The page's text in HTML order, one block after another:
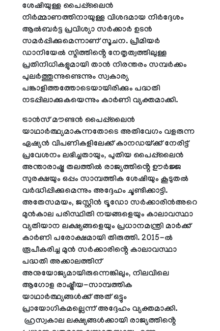
ശേഷിയുള്ള പൈപ്പ്‌ലൈൻ
നിർമ്മാണത്തിനായുള്ള വിശദമായ നിർദ്ദേശം
ആൽബർട്ട പ്രവിശ്യാ സർക്കാർ ഉടൻ
സമർപ്പിക്കുമെന്നാണ് സൂചന. പ്രീമിയർ
ഡാനിയേൽ സ്മിത്തിൻ്റെ നേതൃത്വത്തിലുള്ള
പ്രതിനിധികളുമായി താൻ നിരന്തരം സമ്പർക്കം
പുലർത്തുന്നുണ്ടെന്നും സ്വകാര്യ
പങ്കാളിത്തത്തോടെയായിരിക്കും പദ്ധതി
നടപ്പിലാക്കുകയെന്നും കാർണി വ്യക്തമാക്കി.
ട്രാൻസ് മൗണ്ടൻ പൈപ്പ്‌ലൈൻ
യാഥാർത്ഥ്യമാകുന്നതോടെ അതിവേഗം വളരുന്ന
ഏഷ്യൻ വിപണികളിലേക്ക് കാനഡയ്ക്ക് നേരിട്ട്
പ്രവേശനം ലഭിച്ചതായും, പുതിയ പൈപ്പ്‌ലൈൻ
അന്താരാഷ്ട്ര തലത്തിൽ രാജ്യത്തിൻ്റെ ഊർജ്ജ
സുരക്ഷയും ഒപ്പം സാമ്പത്തിക ശേഷിയും കൂടുതൽ
വർദ്ധിപ്പിക്കുമെന്നും അദ്ദേഹം ചൂണ്ടിക്കാട്ടി.
അതേസമയം, ജസ്റ്റിൻ ട്രൂഡോ സർക്കാരിൻഅറെ
മുൻകാല പരിസ്ഥിതി നയങ്ങളെയും കാലാവസ്ഥാ
വ്യതിയാന ലക്ഷ്യങ്ങളെയും പ്രധാനമന്ത്രി മാർക്ക്
കാർണി പരോക്ഷമായി തിരുത്തി. 2015-ൽ
രൂപീകരിച്ച മുൻ സർക്കാരിൻ്റെ കാലാവസ്ഥാ
പദ്ധതി അക്കാലത്തിന്
അനുയോജ്യമായിരുന്നെങ്കിലും, നിലവിലെ
ആഗോള രാഷ്ട്രീയ-സാമ്പത്തിക
യാഥാർത്ഥ്യങ്ങൾക്ക് അത് ഒട്ടും
പ്രായോഗികമല്ലെന്ന് അദ്ദേഹം വ്യക്തമാക്കി.
ഹ്രസ്വകാല ലക്ഷ്യങ്ങൾക്കായി രാജ്യത്തിൻ്റെ